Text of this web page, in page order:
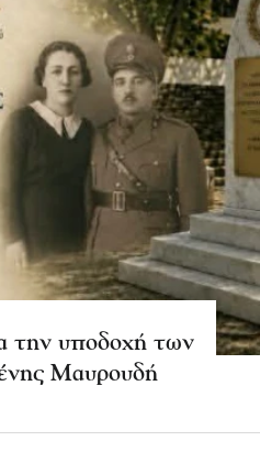
την υποδοχή των
Μαυρουδή